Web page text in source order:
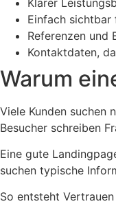
Einfach sichtbar
Referenzen und
Kontaktdaten,
Warum
Viele Kunden suchen
Besucher schreiben
Eine gute
suchen typische
So entsteht